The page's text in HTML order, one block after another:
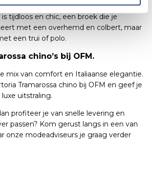
voering en knopen. De Sartoria
is tijdloos en chic, een broek die je
met een overhemd en colbert, maar
een trui of polo.
chino’s bij OFM.
mix van comfort en Italiaanse elegantie.
Tramarossa chino bij OFM en geef je
uitstraling.
profiteer je van snelle levering en
passen? Kom gerust langs in een van
onze modeadviseurs je graag verder